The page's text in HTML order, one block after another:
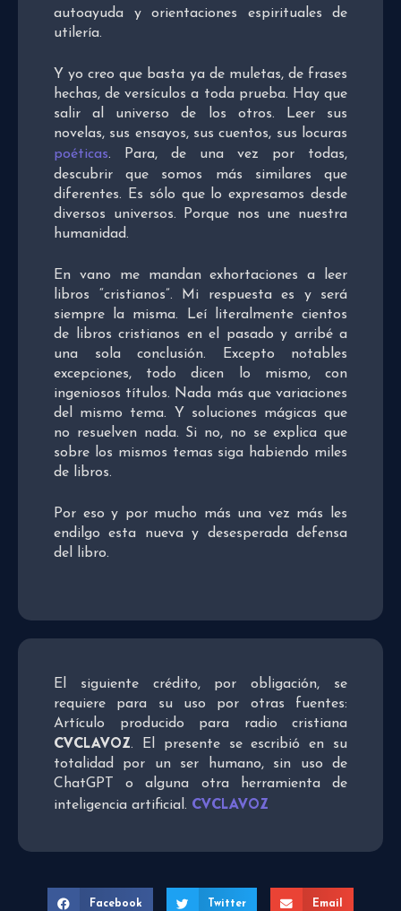
autoayuda y orientaciones espirituales de
utilería.
Y yo creo que basta ya de muletas, de frases
hechas, de versículos a toda prueba. Hay que
salir al universo de los otros. Leer sus
novelas, sus ensayos, sus cuentos, sus locuras
poéticas. Para, de una vez por todas,
descubrir que somos más similares que
diferentes. Es sólo que lo expresamos desde
diversos universos. Porque nos une nuestra
humanidad.
En vano me mandan exhortaciones a leer
libros “cristianos”. Mi respuesta es y será
siempre la misma. Leí literalmente cientos
de libros cristianos en el pasado y arribé a
una sola conclusión. Excepto notables
excepciones, todo dicen lo mismo, con
ingeniosos títulos. Nada más que variaciones
del mismo tema. Y soluciones mágicas que
no resuelven nada. Si no, no se explica que
sobre los mismos temas siga habiendo miles
de libros.
Por eso y por mucho más una vez más les
endilgo esta nueva y desesperada defensa
del libro.
El siguiente crédito, por obligación, se
requiere para su uso por otras fuentes:
Artículo producido para radio cristiana
CVCLAVOZ. El presente se escribió en su
totalidad por un ser humano, sin uso de
ChatGPT o alguna otra herramienta de
inteligencia artificial. CVCLAVOZ
Facebook Twitter Email